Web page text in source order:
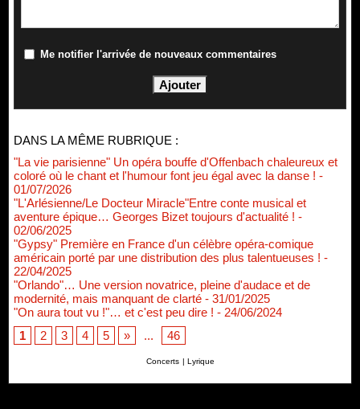
Me notifier l'arrivée de nouveaux commentaires
DANS LA MÊME RUBRIQUE :
"La vie parisienne" Un opéra bouffe d'Offenbach chaleureux et
coloré où le chant et l'humour font jeu égal avec la danse ! -
01/07/2026
"L'Arlésienne/Le Docteur Miracle"Entre conte musical et
aventure épique… Georges Bizet toujours d'actualité ! -
02/06/2025
"Gypsy" Première en France d'un célèbre opéra-comique
américain porté par une distribution des plus talentueuses ! -
22/04/2025
"Orlando"… Une version novatrice, pleine d'audace et de
modernité, mais manquant de clarté - 31/01/2025
"On aura tout vu !"… et c'est peu dire ! - 24/06/2024
1
2 3 4 5 » ... 46
Concerts | Lyrique